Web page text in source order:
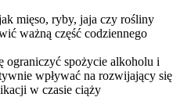
mięso, ryby, jaja czy rośliny
ważną część codziennego
ograniczyć spożycie alkoholu i
wpływać na rozwijający się
w czasie ciąży